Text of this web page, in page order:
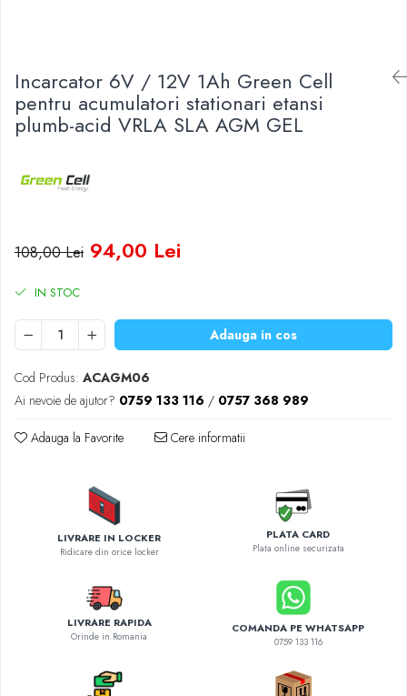
Lanterne
Lampi
Kit-uri vlogging
Convertoare tensiune
Prelungitoare
Ventilatoare
Cablu coaxial
Periferice PC
Accesorii auto
Redresoare
Roboti pornire
Carcase protectie NOCO BOOST
Incarcator masina electrica
Aparate de spalat cu presiune
Compresoare
Incarcator 6V / 12V 1Ah Green Cell
pentru acumulatori stationari etansi
plumb-acid VRLA SLA AGM GEL
108,00 Lei 94,00 Lei
IN STOC
Adauga in cos
Cod Produs: ACAGM06
Ai nevoie de ajutor? 0759 133 116 / 0757 368 989
Adauga la Favorite Cere informatii
LIVRARE IN LOCKER
Ridicare din orice locker
PLATA CARD
Plata online securizata
LIVRARE RAPIDA
Orinde in Romania
COMANDA PE WHATSAPP
0759 133 116